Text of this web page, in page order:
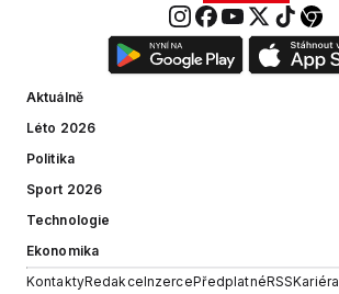
Aktuálně
Léto 2026
Politika
Sport 2026
Technologie
Ekonomika
KontaktyRedakceInzercePředplatnéRSSKariéra